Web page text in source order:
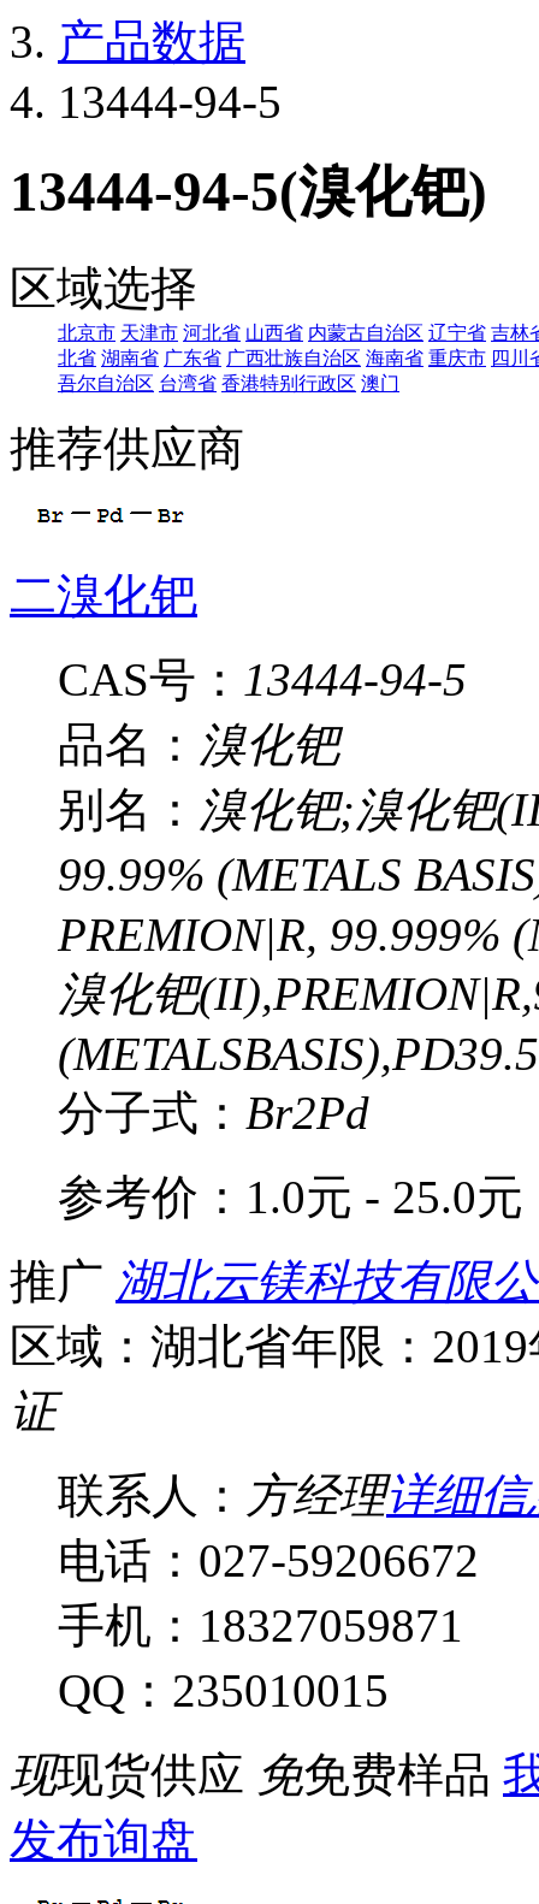
产品数据
13444-94-5
13444-94-5(溴化钯)
区域选择
北京市 天津市 河北省 山西省 内蒙古自治区 辽宁省 吉林
北省 湖南省 广东省 广西壮族自治区 海南省 重庆市 四川
吾尔自治区 台湾省 香港特别行政区 澳门
推荐供应商
二溴化钯
CAS号： 13444-94-5
品名： 溴化钯
别名： 溴化钯;溴化钯
99.99% (METALS
PREMION|R, 99.999%
溴化钯
分子式： Br2Pd
参考价： 1.0元 - 25.0元
推广 湖北云镁科技有限
区域：湖北省年限：
证
联系人： 方经理详细信
电话：027-59206672
手机：18327059871
QQ：235010015
现现货供应 免免费样品
发布询盘